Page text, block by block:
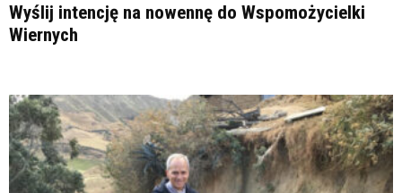
Wyślij intencję na nowennę do Wspomożycielki
Wiernych